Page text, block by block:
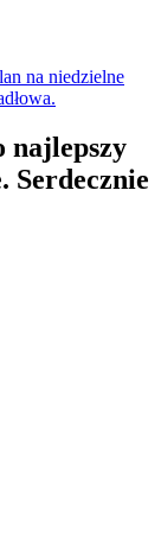
na niedzielne
najlepszy
Serdecznie